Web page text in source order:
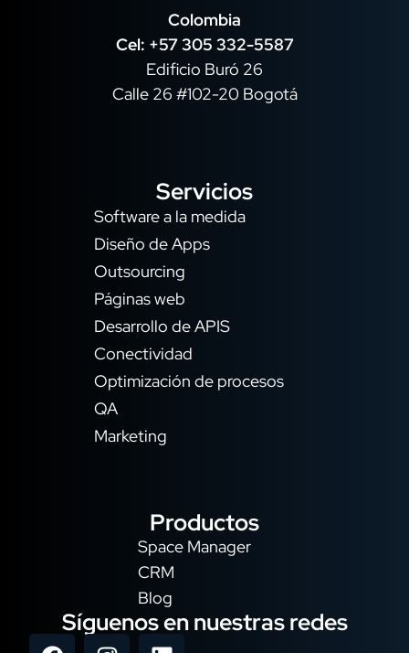
Colombia
Cel: +57 305 332-5587
Edificio Buró 26
Calle 26 #102-20 Bogotá
Servicios
Software a la medida
Diseño de Apps
Outsourcing
Páginas web
Desarrollo de APIS
Conectividad
Optimización de procesos
QA
Marketing
Productos
Space Manager
CRM
Blog
Síguenos en nuestras redes